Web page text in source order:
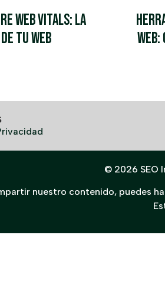
Web Vitals: La
tu Web
© 2026 SEO
nuestro contenido, puedes